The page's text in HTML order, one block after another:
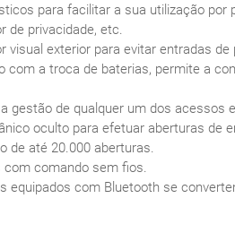
para facilitar a sua utilização
de privacidade, etc.
visual exterior para evitar entradas
com a troca de baterias, permite a
gestão de qualquer um dos acessos
oculto para efetuar aberturas de
de até 20.000 aberturas.
com comando sem fios.
equipados com Bluetooth se